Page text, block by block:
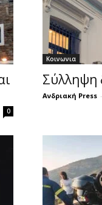
0
Κοινωνια
Σύλληψη
Ανδριακή Press -